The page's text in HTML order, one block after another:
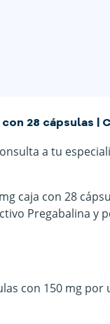
28 cápsulas |
a tu
caja con 28
Pregabalina y
con 150 mg